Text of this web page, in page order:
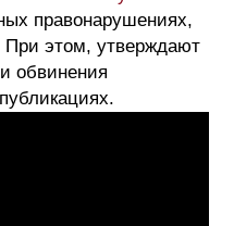
правонарушениях,
При этом, утверждают
обвинения